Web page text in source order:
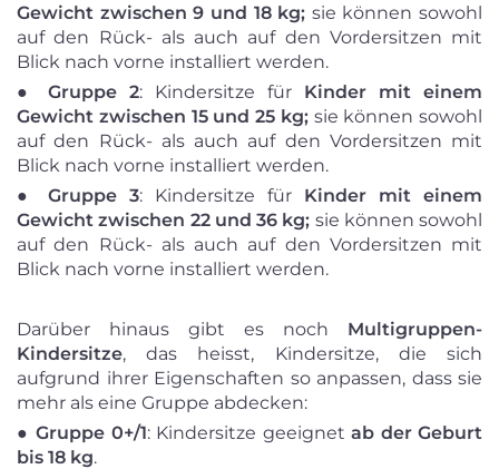
Gewicht zwischen 9 und 18 kg; sie können sowohl
auf den Rück- als auch auf den Vordersitzen mit
Blick nach vorne installiert werden.
● Gruppe 2: Kindersitze für Kinder mit einem
Gewicht zwischen 15 und 25 kg;sie können sowohl
auf den Rück- als auch auf den Vordersitzen mit
Blick nach vorne installiert werden.
● Gruppe 3: Kindersitze für Kinder mit einem
Gewicht zwischen 22 und 36 kg; sie können sowohl
auf den Rück- als auch auf den Vordersitzen mit
Blick nach vorne installiert werden.
Darüber hinaus gibt es noch Multigruppen-
Kindersitze, das heisst, Kindersitze, die sich
aufgrund ihrer Eigenschaften so anpassen, dass sie
mehr als eine Gruppe abdecken:
● Gruppe 0+/1: Kindersitze geeignet ab der Geburt
bis 18 kg.